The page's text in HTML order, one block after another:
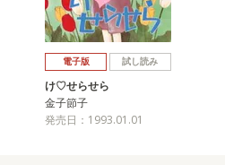
電子版 試し読み
け♡せらせら
金子節子
発売日：1993.01.01